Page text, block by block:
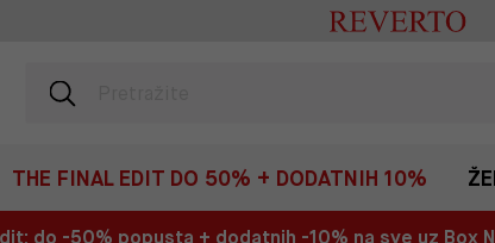
THE FINAL EDIT DO 50% + DODATNIH 10%
do -50% popusta + dodatnih -10% na sve uz